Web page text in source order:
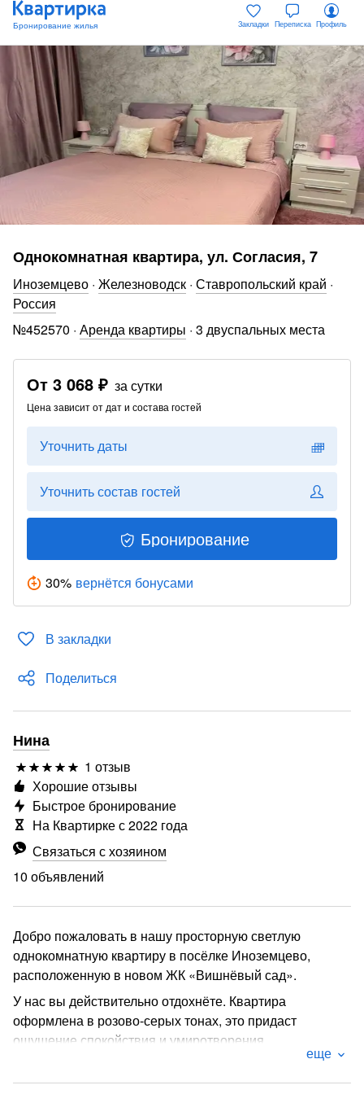
Закладки Переписка Профиль
Однокомнатная квартира, ул. Согласия, 7
Иноземцево · Железноводск · Ставропольский край ·
Россия
№452570 · Аренда квартиры · 3 двуспальных места
От 3 068 ₽ за сутки
Цена зависит от дат и состава гостей
Уточнить даты
Уточнить состав гостей
Бронирование
30% вернётся бонусами
В закладки
Поделиться
Нина
1 отзыв
Связаться с хозяином
10 объявлений
Хорошие отзывы
Быстрое бронирование
На Квартирке с 2022 года
Добро пожаловать в нашу просторную светлую
однокомнатную квартиру в посёлке Иноземцево,
расположенную в новом ЖК «Вишнёвый сад».
У нас вы действительно отдохнёте. Квартира
оформлена в розово-серых тонах, это придаст
ощущение спокойствия и умиротворения.
Расположение квартиры находится вблизи развязки
автомобильных дорог, ведущих на гору Эльбрус, г.
еще